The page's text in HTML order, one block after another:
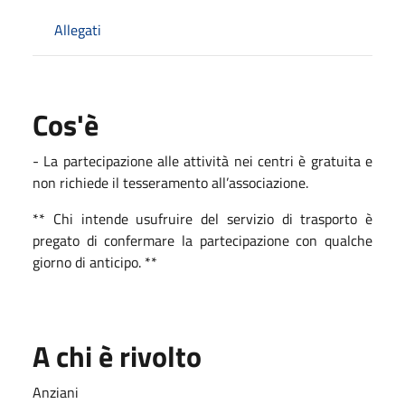
Allegati
Cos'è
- La partecipazione alle attività nei centri è gratuita e
non richiede il tesseramento all’associazione.
** Chi intende usufruire del servizio di trasporto è
pregato di confermare la partecipazione con qualche
giorno di anticipo. **
A chi è rivolto
Anziani